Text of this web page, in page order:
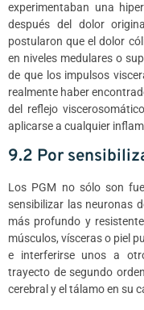
experimentaban una
después del dolor
postularon que el dolor
en niveles medulares o
de que los impulsos
realmente haber
del reflejo
aplicarse a cualquier
9.2 Por
Los PGM no sólo son
sensibilizar las neuronas
más profundo y
músculos, vísceras o piel
e interferirse unos a
trayecto de segundo
cerebral y el tálamo en su